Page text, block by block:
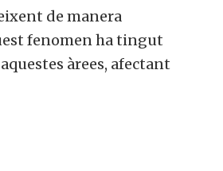
de manera
fenomen ha tingut
àrees, afectant